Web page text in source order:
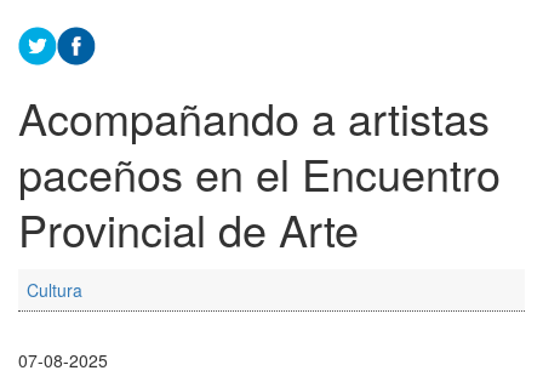
Acompañando a artistas
paceños en el Encuentro
Provincial de Arte
Cultura
07-08-2025